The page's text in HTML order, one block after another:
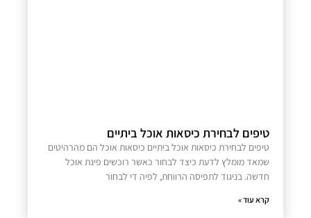
טיפים לבחירת כיסאות אוכל ביתיים
טיפים לבחירת כיסאות אוכל ביתיים כיסאות אוכל הם מהרהיטים
שמאד מומלץ לדעת כיצד לבחור כאשר רוכשים פינת אוכל
חדשה. בניגוד לתפיסה הרווחת, לפיה די לבחור
קרא עוד »